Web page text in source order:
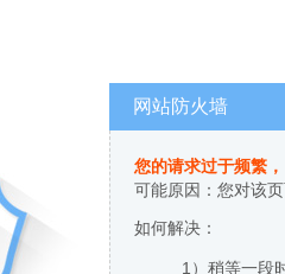
网站防火墙
您的请求过于频繁
可能原因：您对该
如何解决：
1）稍等一段